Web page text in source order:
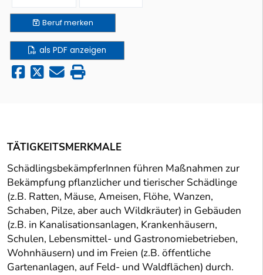
Berufmerken
als PDF anzeigen
TÄTIGKEITSMERKMALE
SchädlingsbekämpferInnen führen Maßnahmen zur
Bekämpfung pflanzlicher und tierischer Schädlinge
(z.B. Ratten, Mäuse, Ameisen, Flöhe, Wanzen,
Schaben, Pilze, aber auch Wildkräuter) in Gebäuden
(z.B. in Kanalisationsanlagen, Krankenhäusern,
Schulen, Lebensmittel- und Gastronomiebetrieben,
Wohnhäusern) und im Freien (z.B. öffentliche
Gartenanlagen, auf Feld- und Waldflächen) durch.